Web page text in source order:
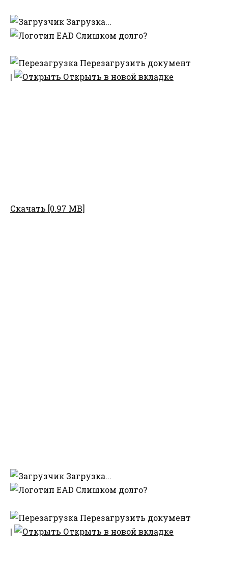
Загрузка...
Слишком долго?
Перезагрузить документ
|
Открыть в новой вкладке
Скачать [0.97 MB]
Загрузка...
Слишком долго?
Перезагрузить документ
|
Открыть в новой вкладке